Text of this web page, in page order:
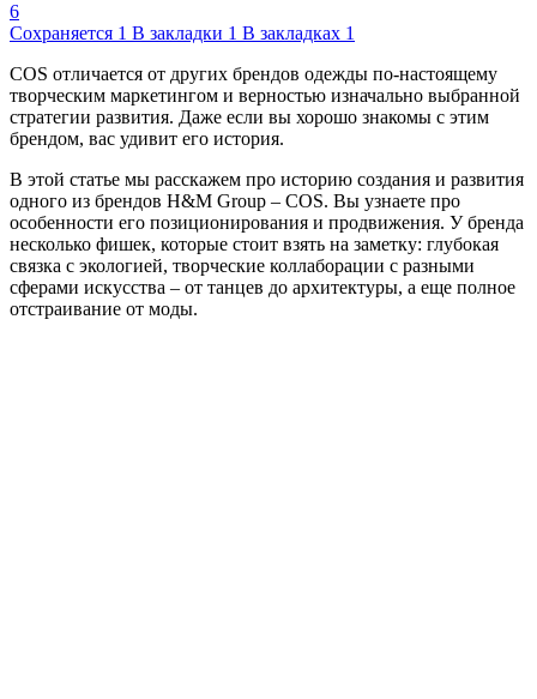
6
Сохраняется 1 В закладки 1 В закладках 1
COS отличается от других брендов одежды по-настоящему
творческим маркетингом и верностью изначально выбранной
стратегии развития. Даже если вы хорошо знакомы с этим
брендом, вас удивит его история.
В этой статье мы расскажем про историю создания и развития
одного из брендов H&M Group – COS. Вы узнаете про
особенности его позиционирования и продвижения. У бренда
несколько фишек, которые стоит взять на заметку: глубокая
связка с экологией, творческие коллаборации с разными
сферами искусства – от танцев до архитектуры, а еще полное
отстраивание от моды.